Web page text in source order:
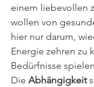
einem liebevollen
wollen von
hier nur darum,
Energie zehren zu
Bedürfnisse
Die Abhängigkeit